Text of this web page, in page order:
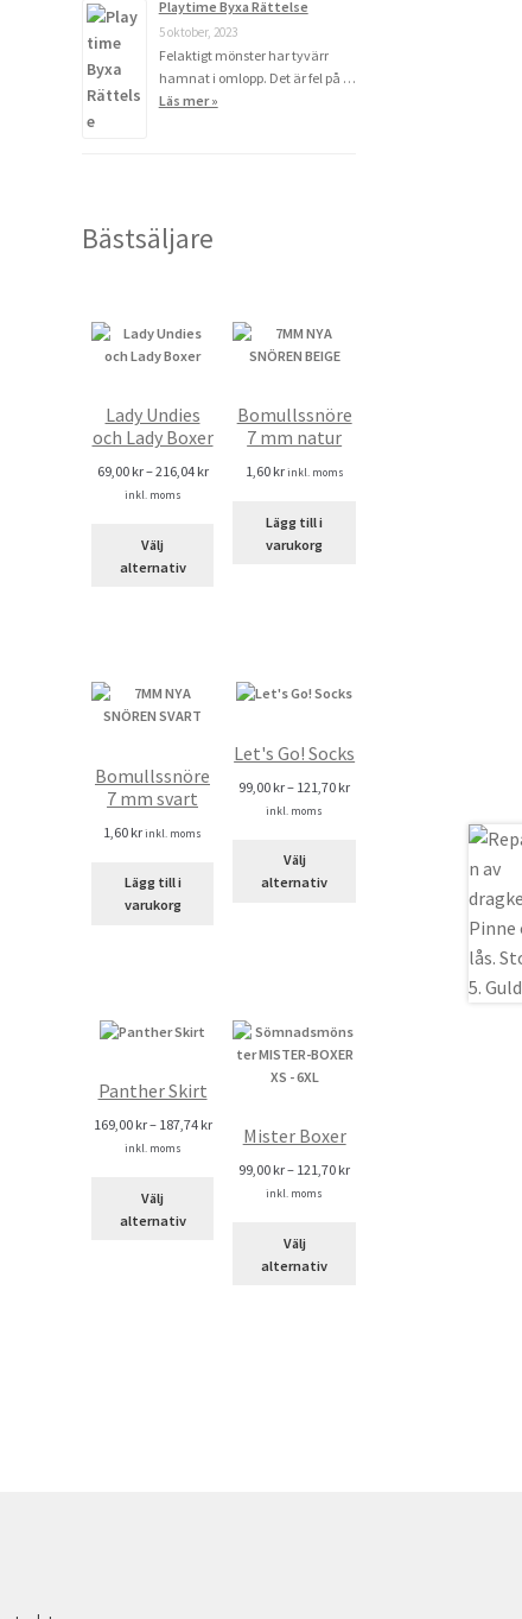
Playtime Byxa Rättelse
5 oktober, 2023
Felaktigt mönster har tyvärr
hamnat i omlopp. Det är fel på …
Läs mer »
Bästsäljare
Lady Undies
och Lady Boxer
69,00 kr–216,04 kr
inkl. moms
Välj
alternativ
Bomullssnöre
7 mm natur
1,60 krinkl. moms
Lägg till i
varukorg
Bomullssnöre
7 mm svart
1,60 krinkl. moms
Lägg till i
varukorg
Let's Go! Socks
99,00 kr– 121,70 kr
inkl. moms
Välj
alternativ
Panther Skirt
169,00 kr– 187,74 kr
inkl. moms
Välj
alternativ
Mister Boxer
99,00 kr– 121,70 kr
inkl. moms
Välj
alternativ